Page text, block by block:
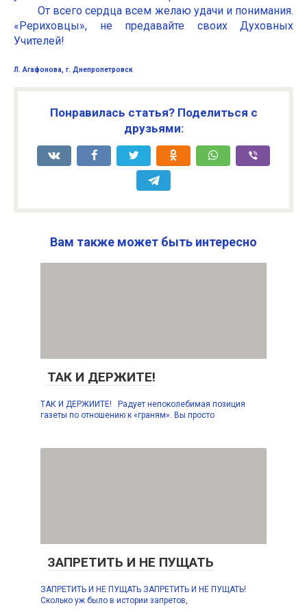
От всего сердца всем желаю удачи и понимания.
«Рериховцы», не предавайте своих Духовных
Учителей!
Л. Агафонова, г. Днепропетровск
Понравилась статья? Поделиться с
друзьями:
Вам также может быть интересно
ТАК И ДЕРЖИТЕ!
ТАК И ДЕРЖИИТЕ! Радует непоколебимая позиция
газеты по отношению к «граням». Вы просто
ЗАПРЕТИТЬ И НЕ ПУЩАТЬ
ЗАПРЕТИТЬ И НЕ ПУЩАТЬ ЗАПРЕТИТЬ И НЕ ПУЩАТЬ!
Сколько уж было в истории запретов,